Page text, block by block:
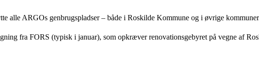
alle ARGOs genbrugspladser – både i Roskilde Kommune og i øvrige
fra FORS (typisk i januar), som opkræver renovationsgebyret på vegne af